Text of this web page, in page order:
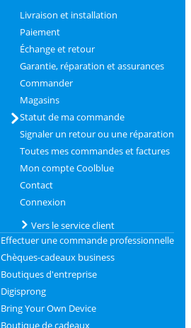
Livraison et installation
Paiement
Échange et retour
Garantie, réparation et assurances
Commander
Magasins
Statut de ma commande
Signaler un retour ou une réparation
Toutes mes commandes et factures
Mon compte Coolblue
Contact
Connexion
Vers le service client
Effectuer une commande professionnelle
Chèques-cadeaux business
Boutiques d'entreprise
Digisprong
Bring Your Own Device
Boutique de cadeaux